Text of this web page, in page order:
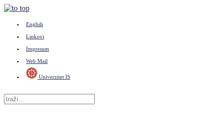
English
Linkovi
Impresum
Web Mail
Univerzitet IS